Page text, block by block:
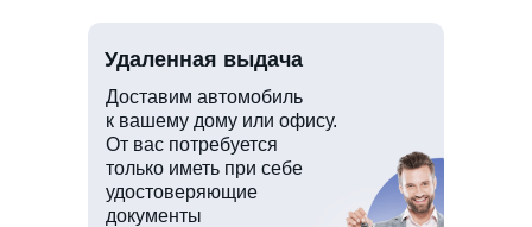
Доставим автомобиль
к вашему дому или офису.
От вас потребуется
только иметь при себе
удостоверяющие
документы
Удаленная выдача